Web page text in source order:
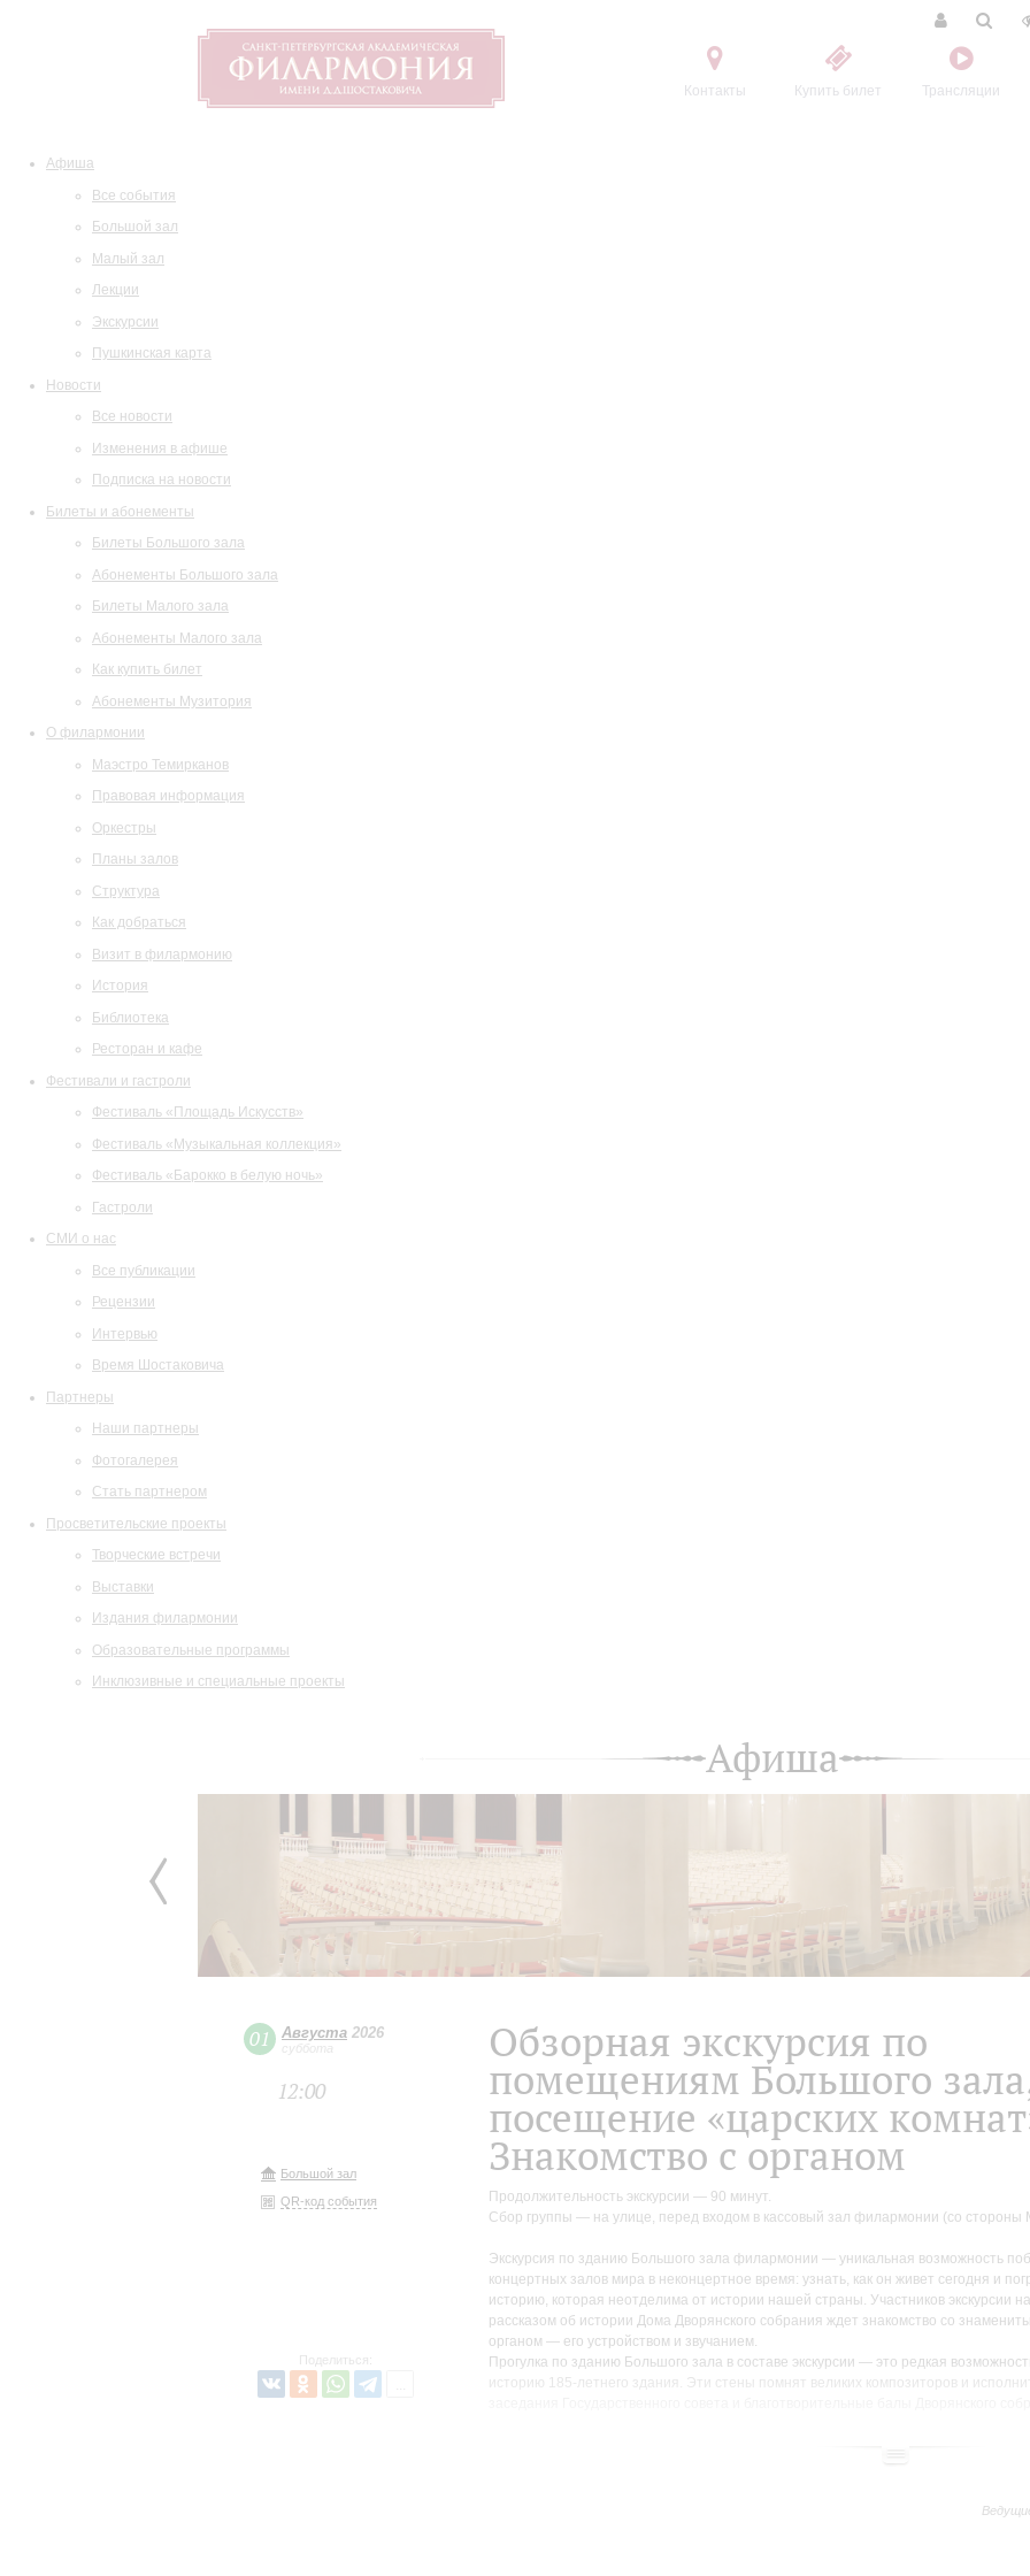
Контакты Купить билет Трансляции
Афиша
Все события
Большой зал
Малый зал
Лекции
Экскурсии
Пушкинская карта
Новости
Все новости
Изменения в афише
Подписка на новости
Билеты и абонементы
Билеты Большого зала
Абонементы Большого зала
Билеты Малого зала
Абонементы Малого зала
Как купить билет
Абонементы Музитория
О филармонии
Маэстро Темирканов
Правовая информация
Оркестры
Планы залов
Структура
Как добраться
Визит в филармонию
История
Библиотека
Ресторан и кафе
Фестивали и гастроли
Фестиваль «Площадь Искусств»
Фестиваль «Музыкальная коллекция»
Фестиваль «Барокко в белую ночь»
Гастроли
СМИ о нас
Все публикации
Рецензии
Интервью
Время Шостаковича
Партнеры
Наши партнеры
Фотогалерея
Стать партнером
Просветительские проекты
Творческие встречи
Выставки
Издания филармонии
Образовательные программы
Инклюзивные и специальные проекты
Афиша
01 Августа 2026
суббота
12:00
Большой зал
QR-код события
Поделиться:
Обзорная экскурсия по
помещениям Большого
посещение «царских
Знакомство с органом
Продолжительность экскурсии — 90 минут.
Сбор группы — на улице, перед входом в кассовый зал филармонии (со стороны
Экскурсия по зданию Большого зала филармонии — уникальная возможность
концертных залов мира в неконцертное время: узнать, как он живет сегодня и
историю, которая неотделима от истории нашей страны. Участников экскурсии
рассказом об истории Дома Дворянского собрания ждет знакомство со
органом — его устройством и звучанием.
Прогулка по зданию Большого зала в составе экскурсии — это редкая
историю 185-летнего здания. Эти стены помнят великих композиторов и
по которой в зал поднимались члены императорской семьи, а также взглянуть на